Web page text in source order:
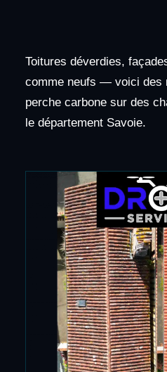
Toitures déverdies,
comme neufs — voici des
perche carbone sur des
le département Savoie.